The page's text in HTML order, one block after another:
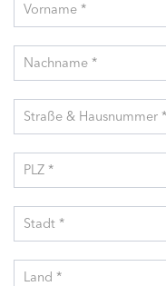
Vorname *
Nachname *
Straße & Hausnummer *
PLZ *
Stadt *
Land *